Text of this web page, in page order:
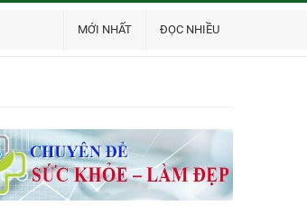
MỚI NHẤT ĐỌC NHIỀU